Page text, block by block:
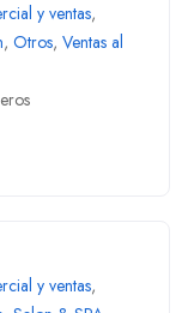
y ventas,
, Otros, Ventas al
y ventas,